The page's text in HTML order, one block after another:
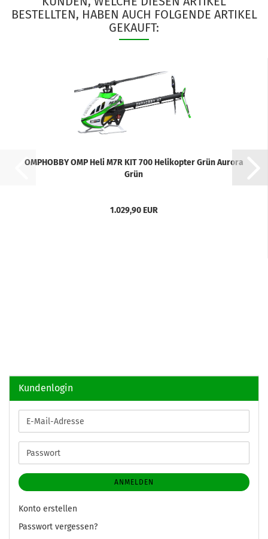
BESTELLTEN, HABEN AUCH FOLGENDE ARTIKEL
GEKAUFT:
OMPHOBBY OMP Heli M7R KIT 700 Helikopter Grün Aurora
Grün
1.029,90 EUR
Kundenlogin
E-
Mail-
Adresse
Passwort
ANMELDEN
Konto erstellen
Passwort vergessen?